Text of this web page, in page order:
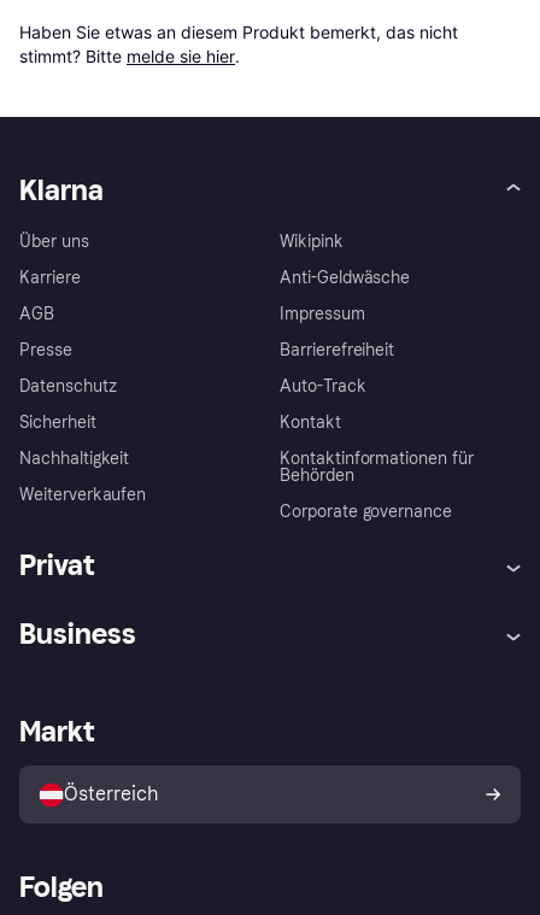
Haben Sie etwas an diesem Produkt bemerkt, das nicht
stimmt? Bitte melde sie hier.
Klarna
Über uns
Karriere
AGB
Presse
Datenschutz
Sicherheit
Nachhaltigkeit
Weiterverkaufen
Wikipink
Anti-Geldwäsche
Impressum
Barrierefreiheit
Auto-Track
Kontakt
Kontaktinformationen für
Behörden
Corporate governance
Privat
Shops entdecken
Business
Händlerportal
Markt
Österreich
Folgen